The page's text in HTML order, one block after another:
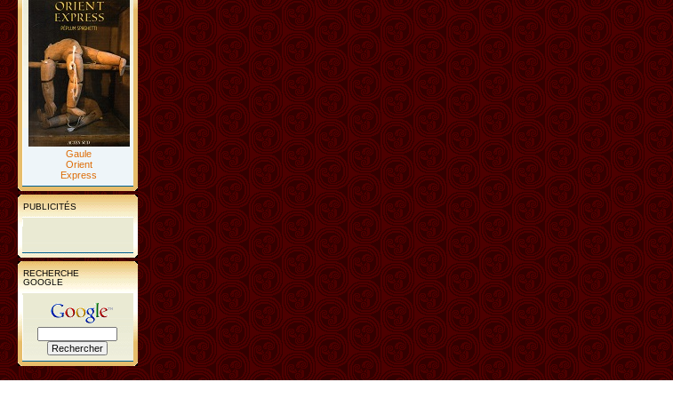
Gaule
Orient
Express
PUBLICITÉS
RECHERCHE
GOOGLE